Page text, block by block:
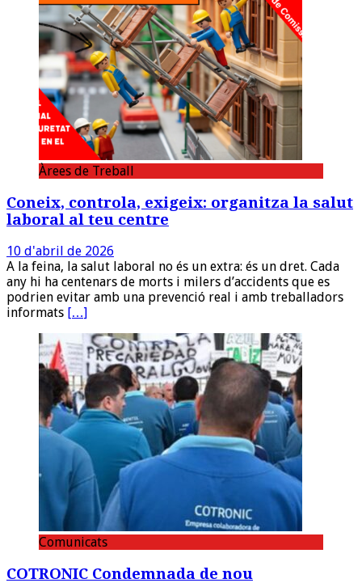
Àrees de Treball
Coneix, controla, exigeix: organitza la salut
laboral al teu centre
10 d'abril de 2026
A la feina, la salut laboral no és un extra: és un dret. Cada
any hi ha centenars de morts i milers d’accidents que es
podrien evitar amb una prevenció real i amb treballadors
informats […]
Comunicats
COTRONIC Condemnada de nou